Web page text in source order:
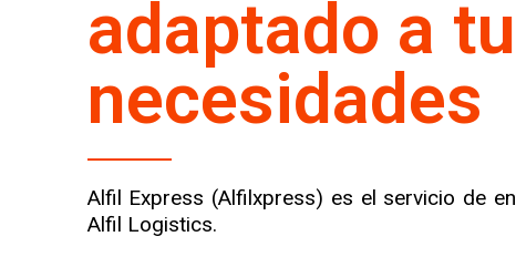
adaptado a
necesidades
Alfil Express (Alfilxpress) es el servicio de
Alfil Logistics.